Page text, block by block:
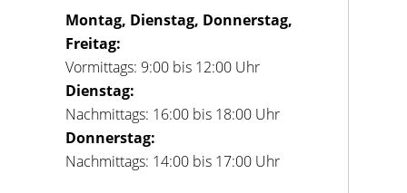
Montag, Dienstag, Donnerstag,
Freitag:
Vormittags: 9:00 bis 12:00 Uhr
Dienstag:
Nachmittags: 16:00 bis 18:00 Uhr
Donnerstag:
Nachmittags: 14:00 bis 17:00 Uhr